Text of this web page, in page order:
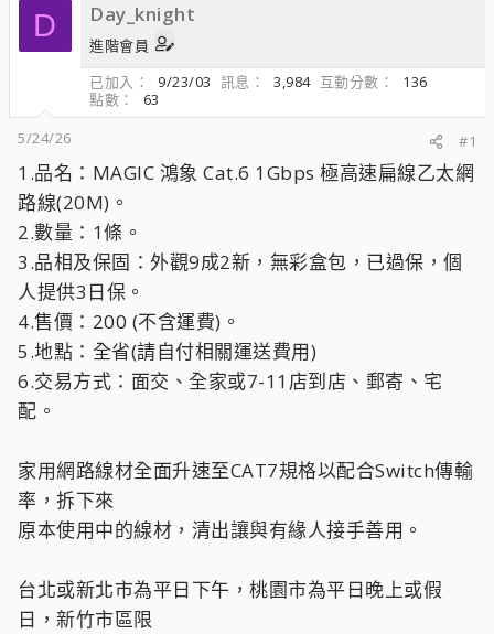
D Day_knight
進階會員
已加入
9/23/03 訊息 3,984 互動分數
136
點數
63
5/24/26
#1
1.品名：MAGIC 鴻象 Cat.6 1Gbps 極高速扁線乙太網
路線(20M)。
2.數量：1條。
3.品相及保固：外觀9成2新，無彩盒包，已過保，個
人提供3日保。
4.售價：200 (不含運費)。
5.地點：全省(請自付相關運送費用)
6.交易方式：面交、全家或7-11店到店、郵寄、宅
配。
家用網路線材全面升速至CAT7規格以配合Switch傳輸
率，拆下來
原本使用中的線材，清出讓與有緣人接手善用。
台北或新北市為平日下午，桃園市為平日晚上或假
日，新竹市區限